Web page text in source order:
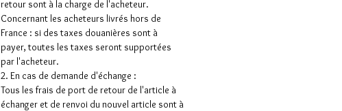
retour sont à la charge de l'acheteur.
Concernant les acheteurs livrés hors de
France : si des taxes douanières sont à
payer, toutes les taxes seront supportées
par l'acheteur.
2. En cas de demande d'échange :
Tous les frais de port de retour de l'article à
échanger et de renvoi du nouvel article sont à